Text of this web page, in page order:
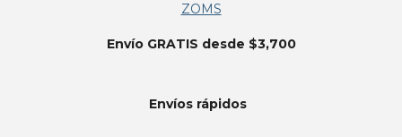
ZOMS
Envío GRATIS desde $3,700
Envíos rápidos